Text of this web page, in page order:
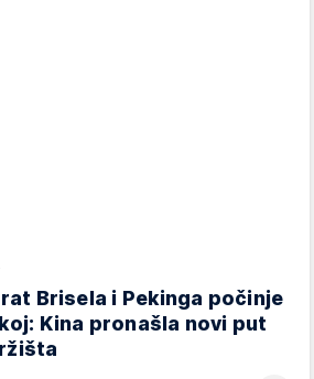
Brisela i Pekinga počinje
Kina pronašla novi put